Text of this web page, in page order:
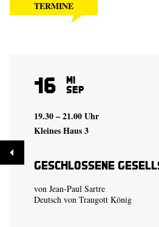
TERMINE
16 Mi
Sep
19.30 – 21.00 Uhr
Kleines Haus 3
Geschlossene
von Jean-Paul Sartre
Deutsch von Traugott König